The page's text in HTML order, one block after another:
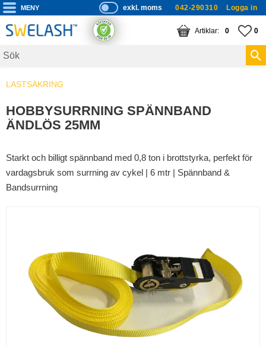
Meny
P
ri
s
s
exkl. moms 042-290310 Logga in
0
KUNDVAGN
ANTAL 0
LASTSÄKRING
HOBBYSURRNING SPÄNNBAND
ÄNDLÖS 25MM
Starkt och billigt spännband med 0,8 ton i brottstyrka, perfekt för
vardagsbruk som surrning av cykel | 6 mtr | Spännband &
Bandsurrning